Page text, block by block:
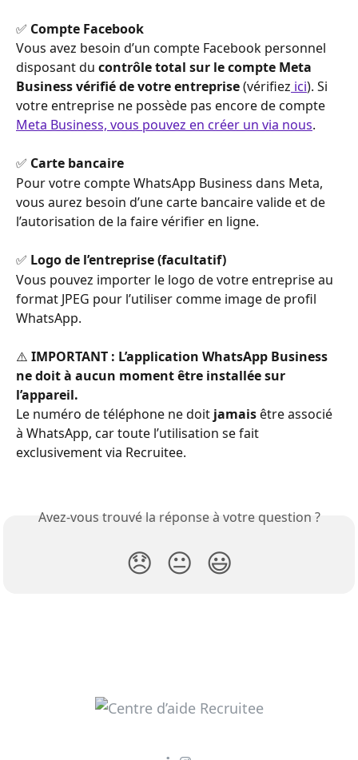
✅ Compte Facebook
Vous avez besoin d’un compte Facebook personnel
disposant du contrôle total sur le compte Meta
Business vérifié de votre entreprise (vérifiez ici). Si
votre entreprise ne possède pas encore de compte
Meta Business, vous pouvez en créer un via nous.
✅ Carte bancaire
Pour votre compte WhatsApp Business dans Meta,
vous aurez besoin d’une carte bancaire valide et de
l’autorisation de la faire vérifier en ligne.
✅ Logo de l’entreprise (facultatif)
Vous pouvez importer le logo de votre entreprise au
format JPEG pour l’utiliser comme image de profil
WhatsApp.
⚠️ IMPORTANT : L’application WhatsApp Business
ne doit à aucun moment être installée sur
l’appareil.
Le numéro de téléphone ne doit jamais être associé
à WhatsApp, car toute l’utilisation se fait
exclusivement via Recruitee.
Avez-vous trouvé la réponse à votre question ?
😞 😐 😃